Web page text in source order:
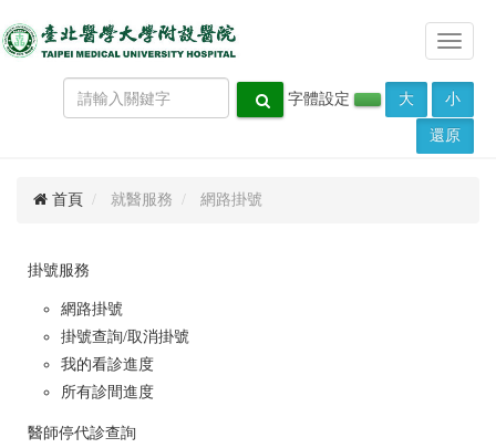
Toggle
字體設定
大 小
還原
首頁 就醫服務 網路掛號
掛號服務
網路掛號
掛號查詢/取消掛號
我的看診進度
所有診間進度
醫師停代診查詢